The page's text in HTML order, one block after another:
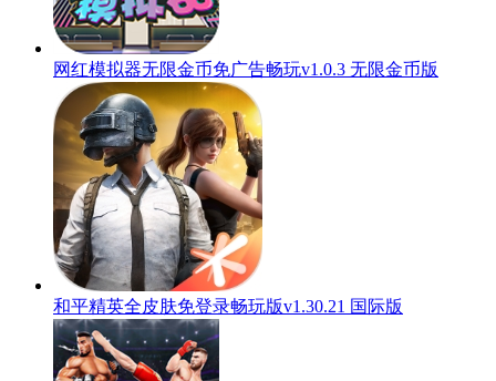
网红模拟器无限金币免广告畅玩v1.0.3 无限金币版
和平精英全皮肤免登录畅玩版v1.30.21 国际版